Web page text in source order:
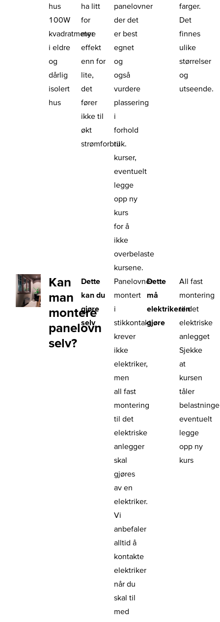
hus
100W
kvadratmeter
i eldre
og
dårlig
isolert
hus
ha litt
for
mye
effekt
enn for
lite,
det
fører
ikke til
økt
strømforbruk.
panelovner
der det
er best
egnet
og
også
vurdere
plassering
i
forhold
til
kurser,
eventuelt
legge
opp ny
kurs
for å
ikke
overbelaste
kursene.
farger.
Det
finnes
ulike
størrelser
og
utseende.
Kan
man
montere
panelovn
selv?
Dette
kan du
gjøre
selv
Panelovner
montert
i
stikkontakt
krever
ikke
elektriker,
men
all fast
montering
til det
elektriske
anlegger
skal
gjøres
av en
elektriker.
Vi
anbefaler
alltid å
kontakte
elektriker
når du
skal til
med
Dette
må
elektrikeren
gjøre
All fast
montering
til det
elektriske
anlegget
Sjekke
at
kursen
tåler
eventuelt
legge
opp ny
kurs